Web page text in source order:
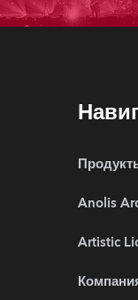
Anolis
Artistic